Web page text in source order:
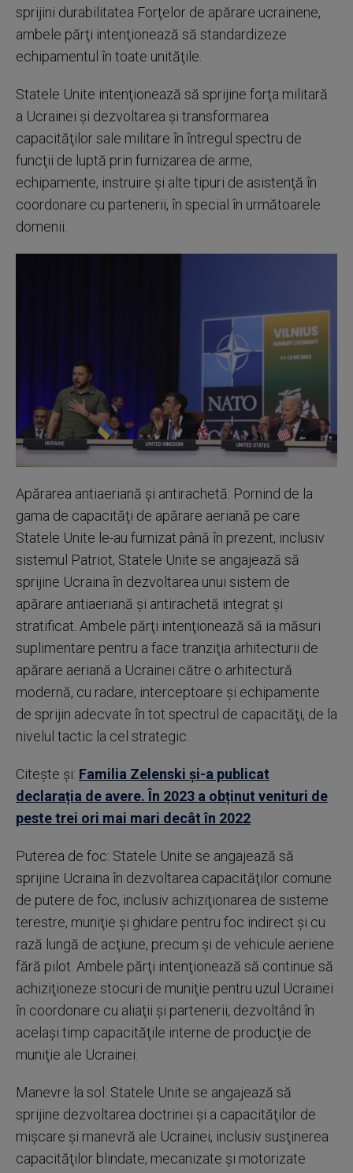
sprijini durabilitatea Forţelor de apărare ucrainene,
ambele părţi intenţionează să standardizeze
echipamentul în toate unităţile.
Statele Unite intenţionează să sprijine forţa militară
a Ucrainei şi dezvoltarea şi transformarea
capacităţilor sale militare în întregul spectru de
funcţii de luptă prin furnizarea de arme,
echipamente, instruire şi alte tipuri de asistenţă în
coordonare cu partenerii, în special în următoarele
domenii.
Apărarea antiaeriană şi antirachetă: Pornind de la
gama de capacităţi de apărare aeriană pe care
Statele Unite le-au furnizat până în prezent, inclusiv
sistemul Patriot, Statele Unite se angajează să
sprijine Ucraina în dezvoltarea unui sistem de
apărare antiaeriană şi antirachetă integrat şi
stratificat. Ambele părţi intenţionează să ia măsuri
suplimentare pentru a face tranziţia arhitecturii de
apărare aeriană a Ucrainei către o arhitectură
modernă, cu radare, interceptoare şi echipamente
de sprijin adecvate în tot spectrul de capacităţi, de la
nivelul tactic la cel strategic.
Citește și: Familia Zelenski și-a publicat
declarația de avere. În 2023 a obținut venituri de
peste trei ori mai mari decât în 2022
Puterea de foc: Statele Unite se angajează să
sprijine Ucraina în dezvoltarea capacităţilor comune
de putere de foc, inclusiv achiziţionarea de sisteme
terestre, muniţie şi ghidare pentru foc indirect şi cu
rază lungă de acţiune, precum şi de vehicule aeriene
fără pilot. Ambele părţi intenţionează să continue să
achiziţioneze stocuri de muniţie pentru uzul Ucrainei
în coordonare cu aliaţii şi partenerii, dezvoltând în
acelaşi timp capacităţile interne de producţie de
muniţie ale Ucrainei.
Manevre la sol: Statele Unite se angajează să
sprijine dezvoltarea doctrinei şi a capacităţilor de
mişcare şi manevră ale Ucrainei, inclusiv susţinerea
capacităţilor blindate, mecanizate şi motorizate